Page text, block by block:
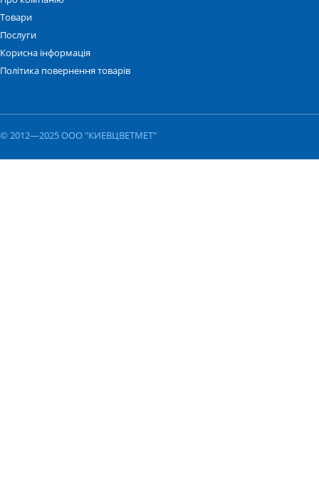
Товари
Послуги
Корисна інформація
Політика повернення товарів
© 2012—2025 ООО "КИЕВЦВЕТМЕТ"